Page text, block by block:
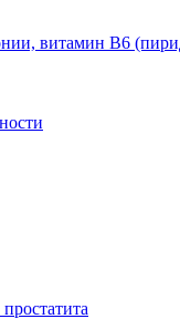
витамин В6